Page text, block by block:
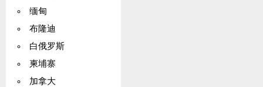
缅甸
布隆迪
白俄罗斯
柬埔寨
加拿大